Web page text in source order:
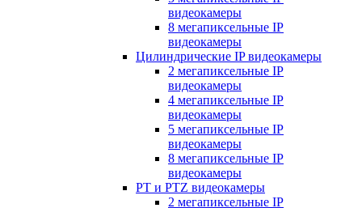
видеокамеры
8 мегапиксельные IP
видеокамеры
Цилиндрические IP видеокамеры
2 мегапиксельные IP
видеокамеры
4 мегапиксельные IP
видеокамеры
5 мегапиксельные IP
видеокамеры
8 мегапиксельные IP
видеокамеры
PT и PTZ видеокамеры
2 мегапиксельные IP